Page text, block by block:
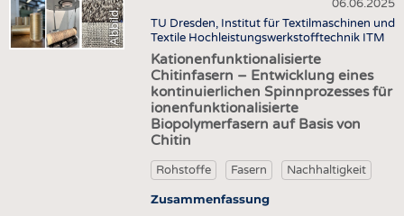
A
d
s
06.06.2025
TU Dresden, Institut für Textilmaschinen und
Textile Hochleistungswerkstofftechnik ITM
Kationenfunktionalisierte
Chitinfasern – Entwicklung eines
kontinuierlichen Spinnprozesses für
ionenfunktionalisierte
Biopolymerfasern auf Basis von
Chitin
Rohstoffe Fasern
Nachhaltigkeit
Zusammenfassung